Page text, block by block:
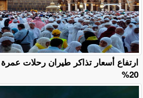
ارتفاع أسعار تذاكر طيران رحلات عمرة
20%